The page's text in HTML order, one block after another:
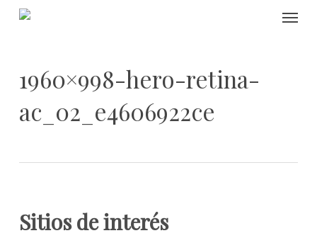
Skip
1960×998-hero-retina-
ac_02_e4606922ce
Sitios de interés